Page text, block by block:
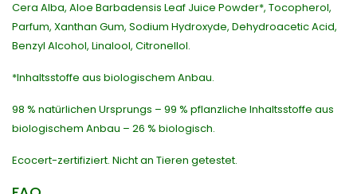
Cera Alba, Aloe Barbadensis Leaf Juice Powder*, Tocopherol,
Parfum, Xanthan Gum, Sodium Hydroxyde, Dehydroacetic Acid,
Benzyl Alcohol, Linalool, Citronellol.
*Inhaltsstoffe aus biologischem Anbau.
98 % natürlichen Ursprungs – 99 % pflanzliche Inhaltsstoffe aus
biologischem Anbau – 26 % biologisch.
Ecocert-zertifiziert. Nicht an Tieren getestet.